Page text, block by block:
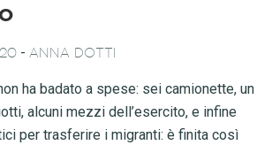
- ANNA DOTTI
ha badato a spese: sei camionette, un
alcuni mezzi dell’esercito, e infine
per trasferire i migranti: è finita così